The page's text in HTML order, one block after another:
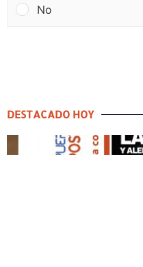
No
DESTACADO HOY